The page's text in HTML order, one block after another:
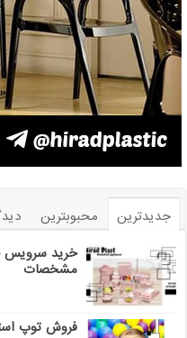
جدیدترین محبوبترین
خرید سرویس
مشخصات
فروش توپ